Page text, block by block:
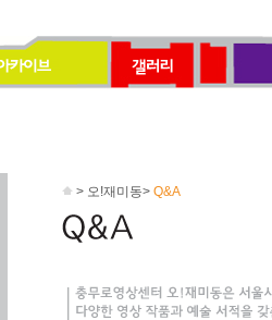
> 오!재미동> Q&A